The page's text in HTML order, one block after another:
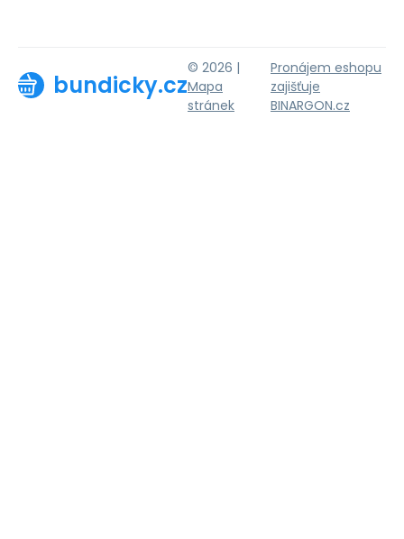
bundicky.cz
© 2026 |
Mapa
stránek
Pronájem eshopu
zajišťuje
BINARGON.cz